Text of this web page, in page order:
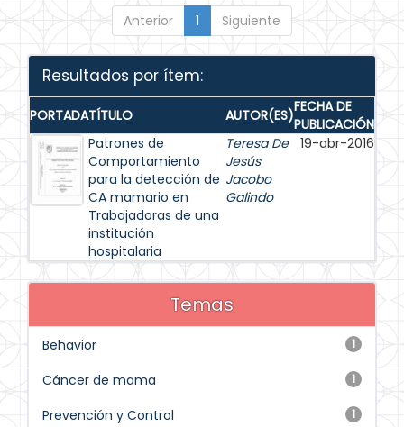
Anterior 1 Siguiente
Resultados por ítem:
PORTADATÍTULO AUTOR(ES)FECHA DE
PUBLICACIÓN
Patrones de
Comportamiento
para la detección de
CA mamario en
Trabajadoras de una
institución
hospitalaria
Teresa De
Jesús
Jacobo
Galindo
19-abr-2016
Temas
1
Behavior
1
Cáncer de mama
1
Prevención y Control